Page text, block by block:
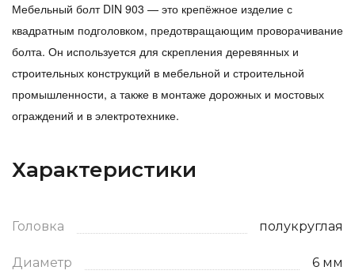
Мебельный болт DIN 903 — это крепёжное изделие с
квадратным подголовком, предотвращающим проворачивание
болта. Он используется для скрепления деревянных и
строительных конструкций в мебельной и строительной
промышленности, а также в монтаже дорожных и мостовых
ограждений и в электротехнике.
Характеристики
Головка полукруглая
Диаметр 6 мм